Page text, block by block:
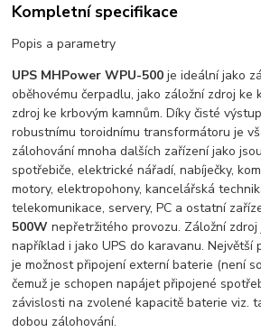
Kompletní specifikace
Popis a parametry
UPS MHPower WPU-500je ideální jako
oběhovému čerpadlu, jako záložní zdroj ke
zdroj ke krbovým kamnům. Díky čisté
robustnímu toroidnímu transformátoru je
zálohování mnoha dalších zařízení jako
spotřebiče, elektrické nářadí, nabíječky,
motory, elektropohony, kancelářská
telekomunikace, servery, PC a ostatní
500Wnepřetržitého provozu. Záložní zdroj
například i jako UPS do karavanu.
je možnost připojení externí baterie (není
čemuž je schopen napájet připojené
závislosti na zvolené kapacitě baterie viz.
dobou zálohování.